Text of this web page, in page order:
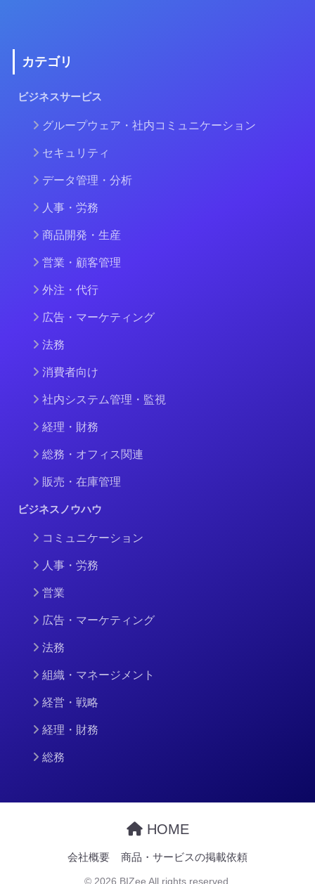
カテゴリ
ビジネスサービス
グループウェア・社内コミュニケーション
セキュリティ
データ管理・分析
人事・労務
商品開発・生産
営業・顧客管理
外注・代行
広告・マーケティング
法務
消費者向け
社内システム管理・監視
経理・財務
総務・オフィス関連
販売・在庫管理
ビジネスノウハウ
コミュニケーション
人事・労務
営業
広告・マーケティング
法務
組織・マネージメント
経営・戦略
経理・財務
総務
HOME
会社概要 商品・サービスの掲載依頼
© 2026 BIZee All rights reserved.